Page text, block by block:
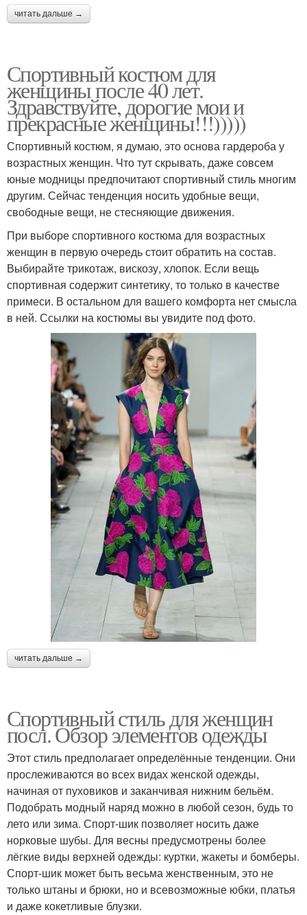
читать дальше →
Спортивный костюм для
женщины после 40 лет.
Здравствуйте, дорогие мои и
прекрасные женщины!!!)))))
Спортивный костюм, я думаю, это основа гардероба у
возрастных женщин. Что тут скрывать, даже совсем
юные модницы предпочитают спортивный стиль многим
другим. Сейчас тенденция носить удобные вещи,
свободные вещи, не стесняющие движения.
При выборе спортивного костюма для возрастных
женщин в первую очередь стоит обратить на состав.
Выбирайте трикотаж, вискозу, хлопок. Если вещь
спортивная содержит синтетику, то только в качестве
примеси. В остальном для вашего комфорта нет смысла
в ней. Ссылки на костюмы вы увидите под фото.
читать дальше →
Спортивный стиль для женщин
посл. Обзор элементов одежды
Этот стиль предполагает определённые тенденции. Они
прослеживаются во всех видах женской одежды,
начиная от пуховиков и заканчивая нижним бельём.
Подобрать модный наряд можно в любой сезон, будь то
лето или зима. Спорт-шик позволяет носить даже
норковые шубы. Для весны предусмотрены более
лёгкие виды верхней одежды: куртки, жакеты и бомберы.
Спорт-шик может быть весьма женственным, это не
только штаны и брюки, но и всевозможные юбки, платья
и даже кокетливые блузки.